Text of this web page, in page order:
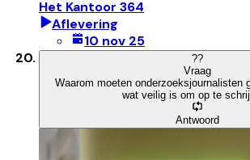
Het Kantoor 364
Aflevering
10 nov 25
??
Vraag
Waarom moeten onderzoeksjournalisten
wat veilig is om op te
Antwoord